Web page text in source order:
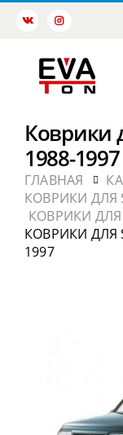
Коврики
1988-1997
ГЛАВНАЯ
КОВРИКИ ДЛЯ
КОВРИКИ ДЛЯ
КОВРИКИ ДЛЯ
1997